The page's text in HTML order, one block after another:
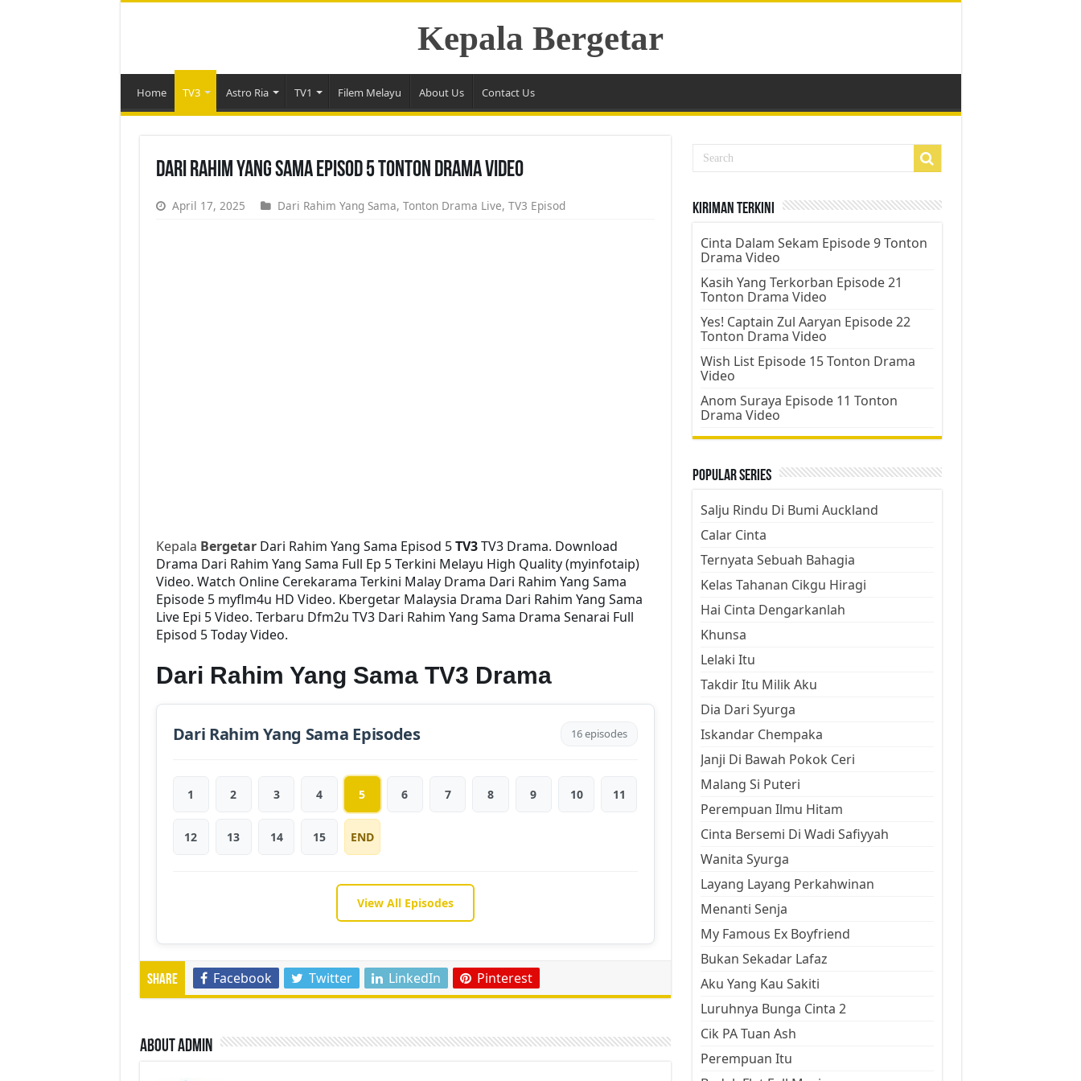
Kepala Bergetar
Home TV3 Astro Ria TV1 Filem Melayu About Us Contact Us
Dari Rahim Yang Sama Episod 5 Tonton Drama Video
April 17, 2025 Dari Rahim Yang Sama, Tonton Drama Live, TV3 Episod
Kepala BergetarDari Rahim Yang Sama Episod 5TV3TV3 Drama. Download
Drama Dari Rahim Yang Sama Full Ep 5 Terkini Melayu High Quality (myinfotaip)
Video. Watch Online Cerekarama Terkini Malay Drama Dari Rahim Yang Sama
Episode 5 myflm4u HD Video. Kbergetar Malaysia Drama Dari Rahim Yang Sama
Live Epi 5 Video. Terbaru Dfm2u TV3 Dari Rahim Yang Sama Drama Senarai Full
Episod 5 Today Video.
Dari Rahim Yang Sama TV3 Drama
Dari Rahim Yang Sama Episodes 16 episodes
1 2 3 4 5 6 7 8 9 10 11
12 13 14 15 END
View All Episodes
Share Facebook Twitter LinkedIn Pinterest
About admin
Kiriman Terkini
Cinta Dalam Sekam Episode 9 Tonton
Drama Video
Kasih Yang Terkorban Episode 21
Tonton Drama Video
Yes! Captain Zul Aaryan Episode 22
Tonton Drama Video
Wish List Episode 15 Tonton Drama
Video
Anom Suraya Episode 11 Tonton
Drama Video
Popular Series
Salju Rindu Di Bumi Auckland
Calar Cinta
Ternyata Sebuah Bahagia
Kelas Tahanan Cikgu Hiragi
Hai Cinta Dengarkanlah
Khunsa
Lelaki Itu
Takdir Itu Milik Aku
Dia Dari Syurga
Iskandar Chempaka
Janji Di Bawah Pokok Ceri
Malang Si Puteri
Perempuan Ilmu Hitam
Cinta Bersemi Di Wadi Safiyyah
Wanita Syurga
Layang Layang Perkahwinan
Menanti Senja
My Famous Ex Boyfriend
Bukan Sekadar Lafaz
Aku Yang Kau Sakiti
Luruhnya Bunga Cinta 2
Cik PA Tuan Ash
Perempuan Itu